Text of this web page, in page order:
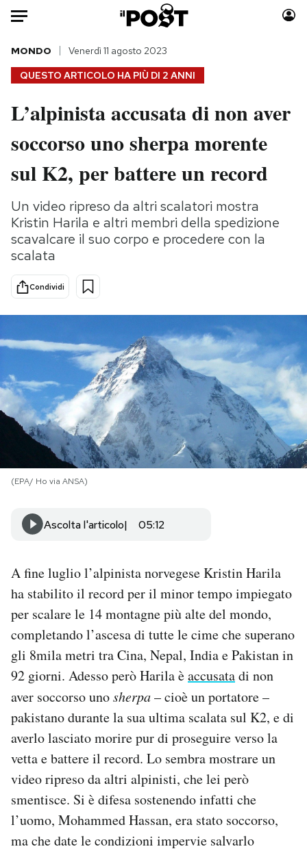
Auto
HOME
Italia
Politica
Tecnologia
Scienza
Cultura
Economia
Sport
Moda
Consumismi
Storie/Idee
Media
Europa
NEWSLETTER
I MIEI PREFERITI
SHOP
CALENDARIO
Area Personale
Regala il Post
Hai bisogno di aiuto?
Esci
QUESTO ARTICOLO HA PIÙ DI 2 ANNI
MONDO Venerdì 11 agosto 2023
L’alpinista accusata di non aver
soccorso uno sherpa morente
sul K2, per battere un record
Un video ripreso da altri scalatori mostra
Kristin Harila e altri membri della spedizione
scavalcare il suo corpo e procedere con la
scalata
Condividi
(EPA/ Ho via ANSA)
Ascolta l'articolo 05:12
A fine luglio l’alpinista norvegese Kristin Harila
ha stabilito il record per il minor tempo impiegato
per scalare le 14 montagne più alte del mondo,
completando l’ascesa di tutte le cime che superano
gli 8mila metri tra Cina, Nepal, India e Pakistan in
92 giorni. Adesso però Harila èaccusatadi non
aver soccorso unosherpa– cioè un portatore –
pakistano durante la sua ultima scalata sul K2, e di
averlo lasciato morire pur di proseguire verso la
vetta e battere il record. Lo sembra mostrare un
video ripreso da altri alpinisti, che lei però
smentisce. Si è difesa sostenendo infatti che
l’uomo, Mohammed Hassan, era stato soccorso,
ma che date le condizioni impervie salvarlo